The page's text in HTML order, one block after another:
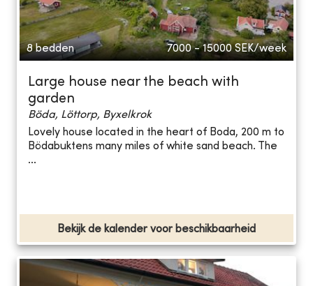
8 bedden 7000 - 15000 SEK/week
Large house near the beach with
garden
Böda, Löttorp, Byxelkrok
Lovely house located in the heart of Boda, 200 m to
Bödabuktens many miles of white sand beach. The
...
Bekijk de kalender voor beschikbaarheid